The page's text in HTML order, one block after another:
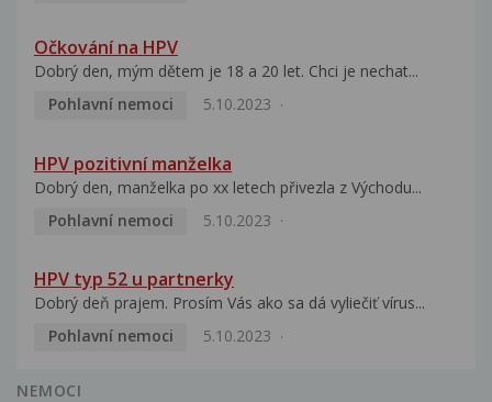
Očkování na HPV
Dobrý den, mým dětem je 18 a 20 let. Chci je nechat...
Pohlavní nemoci
5.10.2023
HPV pozitivní manželka
Dobrý den, manželka po xx letech přivezla z Východu...
Pohlavní nemoci
5.10.2023
HPV typ 52 u partnerky
Dobrý deň prajem. Prosím Vás ako sa dá vyliečiť vírus...
Pohlavní nemoci
5.10.2023
NEMOCI